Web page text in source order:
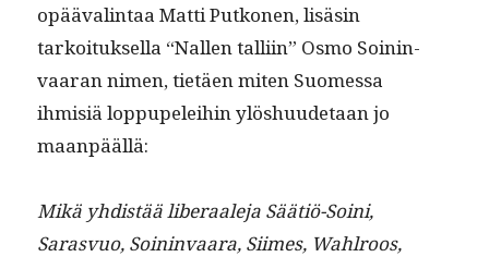
opää­val­in­taa Mat­ti Putko­nen, lisäsin
tarkoituk­sel­la “Nallen tal­li­in” Osmo Soin­in­
vaaran nimen, tietäen miten Suomes­sa
ihmisiä lop­pu­pelei­hin ylöshu­ude­taan jo
maanpäällä:
Mikä yhdis­tää lib­er­aale­ja Säätiö-Soi­ni,
Sarasvuo, Soin­in­vaara, Siimes, Wahlroos,